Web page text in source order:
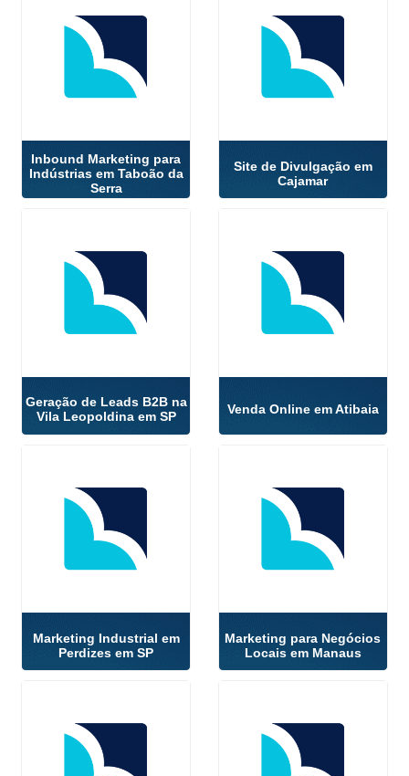
Inbound Marketing para
Indústrias em Taboão da
Serra
Site de Divulgação em
Cajamar
Geração de Leads B2B na
Vila Leopoldina em SP
Venda Online em Atibaia
Marketing Industrial em
Perdizes em SP
Marketing para Negócios
Locais em Manaus